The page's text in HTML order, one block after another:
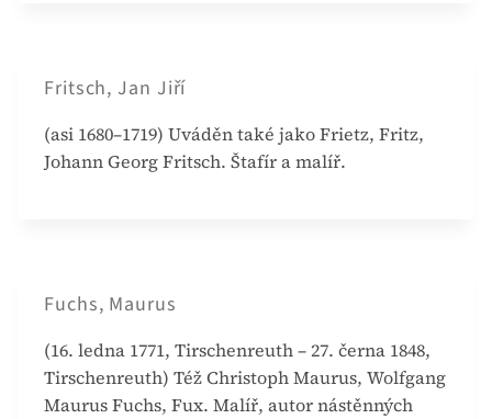
Fritsch, Jan Jiří
(asi 1680–1719) Uváděn také jako Frietz, Fritz,
Johann Georg Fritsch. Štafír a malíř.
Fuchs, Maurus
(16. ledna 1771, Tirschenreuth – 27. černa 1848,
Tirschenreuth) Též Christoph Maurus, Wolfgang
Maurus Fuchs, Fux. Malíř, autor nástěnných